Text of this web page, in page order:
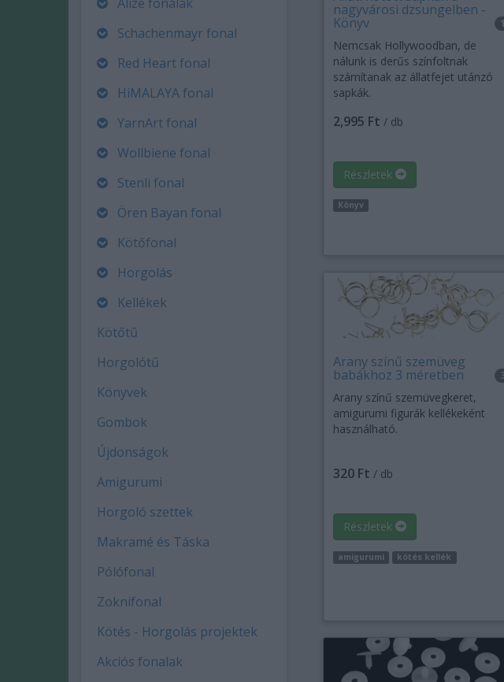
Schachenmayr fonal
Red Heart fonal
HiMALAYA fonal
YarnArt fonal
Wollbiene fonal
Stenli fonal
Ören Bayan fonal
Kötőfonal
Horgolás
Kellékek
Kötőtű
Horgolótű
Könyvek
Gombok
Újdonságok
Amigurumi
Horgoló szettek
Makramé és Táska
Pólófonal
Zoknifonal
Kötés - Horgolás projektek
Akciós fonalak
nagyvárosi dzsungelben -
Könyv 1
Nemcsak Hollywoodban, de
nálunk is derűs színfoltnak
számítanak az állatfejet utánzó
sapkák.
2,995 Ft / db
Részletek
Könyv
Arany színű szemüveg
babákhoz 3 méretben
Arany színű szemüvegkeret,
amigurumi figurák kellékeként
használható.
320 Ft / db
Részletek
amigurumi kötés kellék